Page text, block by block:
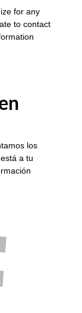
for any
to contact
los
está a tu